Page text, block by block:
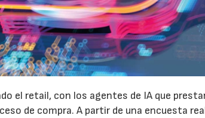
el retail, con los agentes de IA que
de compra. A partir de una encuesta